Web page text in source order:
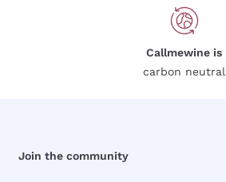
Callmewine is
carbon neutral
Join the community